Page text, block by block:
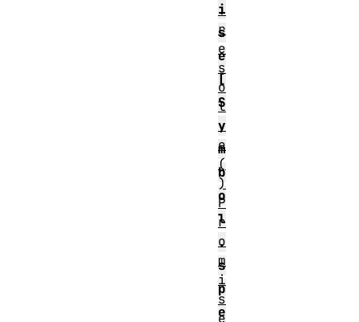
i
s
e
[
S
y
m
b
o
l
.
s
p
e
.
r
e
s
o
l
v
e
(
)
P
r
o
m
i
s
e